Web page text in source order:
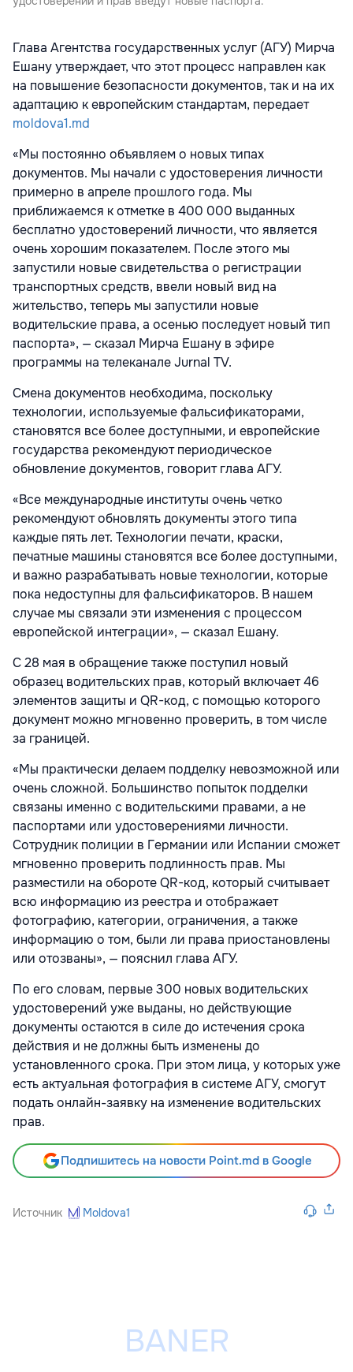
Глава Агентства государственных услуг (АГУ) Мирча
Ешану утверждает, что этот процесс направлен как
на повышение безопасности документов, так и на их
адаптацию к европейским стандартам, передает
moldova1.md
«Мы постоянно объявляем о новых типах
документов. Мы начали с удостоверения личности
примерно в апреле прошлого года. Мы
приближаемся к отметке в 400 000 выданных
бесплатно удостоверений личности, что является
очень хорошим показателем. После этого мы
запустили новые свидетельства о регистрации
транспортных средств, ввели новый вид на
жительство, теперь мы запустили новые
водительские права, а осенью последует новый тип
паспорта», — сказал Мирча Ешану в эфире
программы на телеканале Jurnal TV.
Смена документов необходима, поскольку
технологии, используемые фальсификаторами,
становятся все более доступными, и европейские
государства рекомендуют периодическое
обновление документов, говорит глава АГУ.
«Все международные институты очень четко
рекомендуют обновлять документы этого типа
каждые пять лет. Технологии печати, краски,
печатные машины становятся все более доступными,
и важно разрабатывать новые технологии, которые
пока недоступны для фальсификаторов. В нашем
случае мы связали эти изменения с процессом
европейской интеграции», — сказал Ешану.
С 28 мая в обращение также поступил новый
образец водительских прав, который включает 46
элементов защиты и QR-код, с помощью которого
документ можно мгновенно проверить, в том числе
за границей.
«Мы практически делаем подделку невозможной или
очень сложной. Большинство попыток подделки
связаны именно с водительскими правами, а не
паспортами или удостоверениями личности.
Сотрудник полиции в Германии или Испании сможет
мгновенно проверить подлинность прав. Мы
разместили на обороте QR-код, который считывает
всю информацию из реестра и отображает
фотографию, категории, ограничения, а также
информацию о том, были ли права приостановлены
или отозваны», — пояснил глава АГУ.
По его словам, первые 300 новых водительских
удостоверений уже выданы, но действующие
документы остаются в силе до истечения срока
действия и не должны быть изменены до
установленного срока. При этом лица, у которых уже
есть актуальная фотография в системе АГУ, смогут
подать онлайн-заявку на изменение водительских
прав.
Подпишитесь на новости Point.md в Google
Источник Moldova1